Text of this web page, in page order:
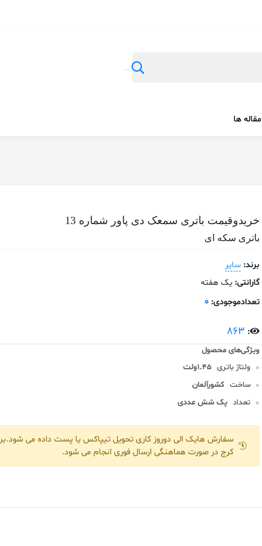
مقاله ها
خریدوقیمت باتری سمعک دی پاور شماره 13
باتری سکه ای
برند: سایر
گارانتی: یک هفته
تعدادموجودی:0
:
863
ولتاژ باتری 1.45ولت
ساخت کشورآلمان
تعداد پک شش عددی
سفارش هایک الی دوروز کاری تحویل تیپاکس یا پست داده می
کرج در صورت هماهنگی ارسال فوری انجام می شود.